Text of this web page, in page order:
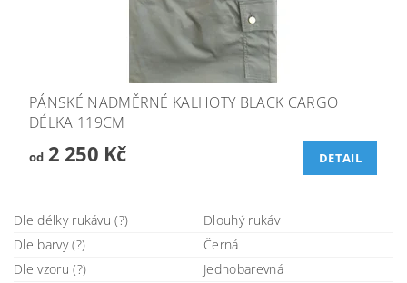
PÁNSKÉ NADMĚRNÉ KALHOTY BLACK CARGO
DÉLKA 119CM
od2 250 Kč DETAIL
Dle délky rukávu (?)
Dlouhý rukáv
Dle barvy (?)
Černá
Dle vzoru (?)
Jednobarevná